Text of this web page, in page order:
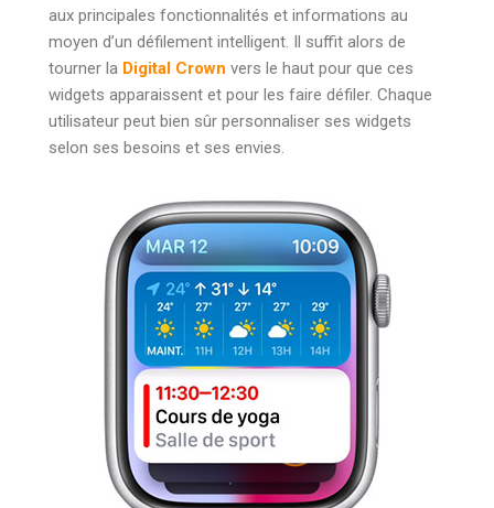
aux principales fonctionnalités et informations au
moyen d’un défilement intelligent. Il suffit alors de
tourner la Digital Crown vers le haut pour que ces
widgets apparaissent et pour les faire défiler. Chaque
utilisateur peut bien sûr personnaliser ses widgets
selon ses besoins et ses envies.